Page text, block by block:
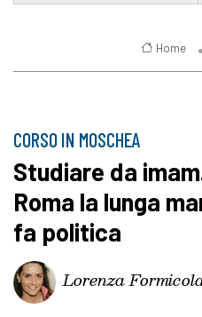
Home
CORSO IN MOSCHEA
Studiare da
Roma la lunga
fa politica
Lorenza